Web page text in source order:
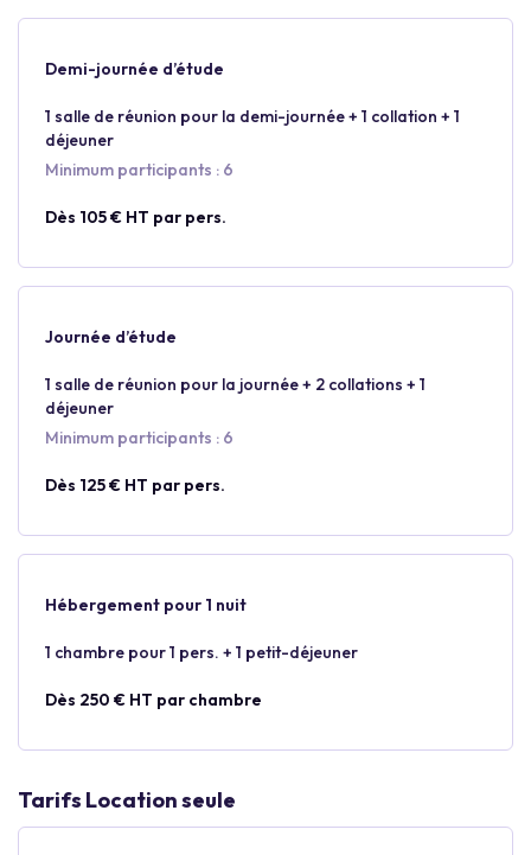
Demi-journée d’étude
1 salle de réunion pour la demi-journée + 1 collation + 1
déjeuner
Minimum participants : 6
Dès 105 € HT par pers.
Journée d’étude
1 salle de réunion pour la journée + 2 collations + 1
déjeuner
Minimum participants : 6
Dès 125 € HT par pers.
Hébergement pour 1 nuit
1 chambre pour 1 pers. + 1 petit-déjeuner
Dès 250 € HT par chambre
Tarifs Location seule